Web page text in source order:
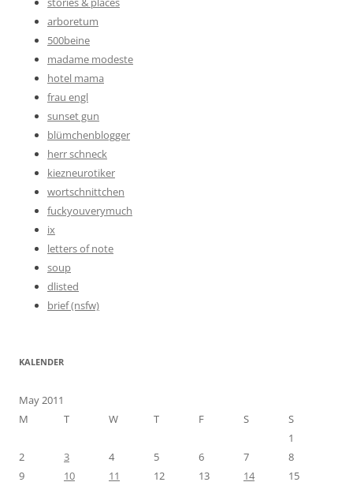
arboretum
500beine
madame modeste
hotel mama
frau engl
sunset gun
blümchenblogger
herr schneck
kiezneurotiker
wortschnittchen
fuckyouverymuch
ix
letters of note
soup
dlisted
brief (nsfw)
KALENDER
May 2011
M
T W T F S
S
1
2
3 4 5 6 7
8
9
10 11 12 13 14
15